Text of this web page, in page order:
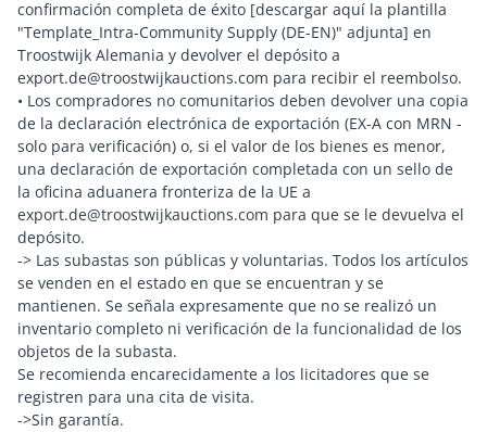
confirmación completa de éxito [descargar aquí la plantilla
"Template_Intra-Community Supply (DE-EN)" adjunta] en
Troostwijk Alemania y devolver el depósito a
export.de@troostwijkauctions.com para recibir el reembolso.
• Los compradores no comunitarios deben devolver una copia
de la declaración electrónica de exportación (EX-A con MRN -
solo para verificación) o, si el valor de los bienes es menor,
una declaración de exportación completada con un sello de
la oficina aduanera fronteriza de la UE a
export.de@troostwijkauctions.com para que se le devuelva el
depósito.
-> Las subastas son públicas y voluntarias. Todos los artículos
se venden en el estado en que se encuentran y se
mantienen. Se señala expresamente que no se realizó un
inventario completo ni verificación de la funcionalidad de los
objetos de la subasta.
Se recomienda encarecidamente a los licitadores que se
registren para una cita de visita.
->Sin garantía.